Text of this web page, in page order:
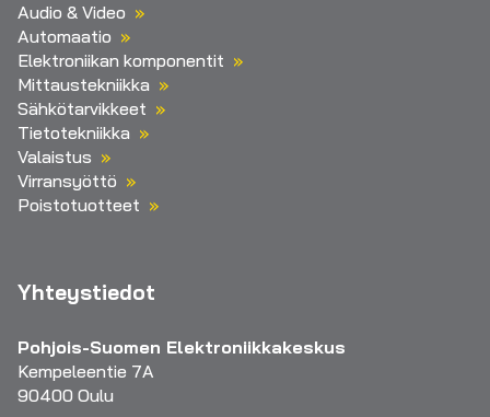
Audio & Video
Automaatio
Elektroniikan komponentit
Mittaustekniikka
Sähkötarvikkeet
Tietotekniikka
Valaistus
Virransyöttö
Poistotuotteet
Yhteystiedot
Pohjois-Suomen Elektroniikkakeskus
Kempeleentie 7A
90400 Oulu